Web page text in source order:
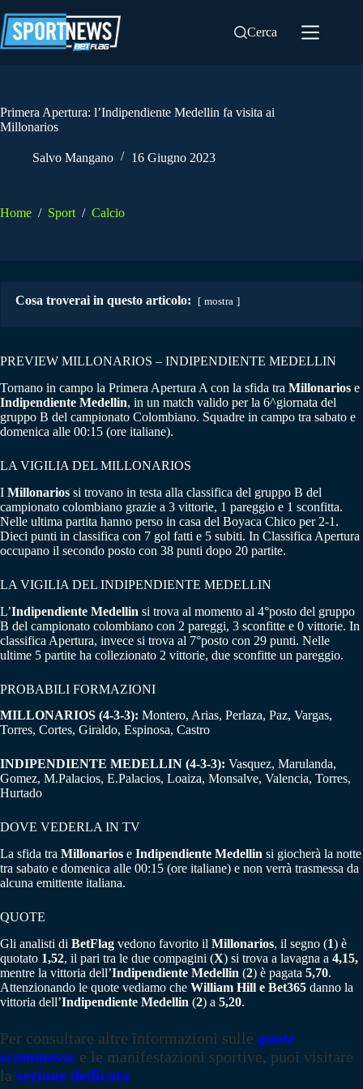
al
contenuto
Cerca
Primera Apertura: l’Indipendiente Medellin fa visita ai
Millonarios
Salvo Mangano 16 Giugno 2023
Home / Sport / Calcio
Cosa troverai in questo articolo: mostra
PREVIEW MILLONARIOS – INDIPENDIENTE MEDELLIN
Tornano in campo la Primera Apertura A con la sfida tra Millonarios e
Indipendiente Medellin, in un match valido per la 6^giornata del
gruppo B del campionato Colombiano. Squadre in campo tra sabato e
domenica alle 00:15 (ore italiane).
LA VIGILIA DEL MILLONARIOS
I Millonarios si trovano in testa alla classifica del gruppo B del
campionato colombiano grazie a 3 vittorie, 1 pareggio e 1 sconfitta.
Nelle ultima partita hanno perso in casa del Boyaca Chico per 2-1.
Dieci punti in classifica con 7 gol fatti e 5 subiti. In Classifica Apertura
occupano il secondo posto con 38 punti dopo 20 partite.
LA VIGILIA DEL INDIPENDIENTE MEDELLIN
L’Indipendiente Medellin si trova al momento al 4°posto del gruppo
B del campionato colombiano con 2 pareggi, 3 sconfitte e 0 vittorie. In
classifica Apertura, invece si trova al 7°posto con 29 punti. Nelle
ultime 5 partite ha collezionato 2 vittorie, due sconfitte un pareggio.
PROBABILI FORMAZIONI
MILLONARIOS (4-3-3): Montero, Arias, Perlaza, Paz, Vargas,
Torres, Cortes, Giraldo, Espinosa, Castro
INDIPENDIENTE MEDELLIN (4-3-3): Vasquez, Marulanda,
Gomez, M.Palacios, E.Palacios, Loaiza, Monsalve, Valencia, Torres,
Hurtado
DOVE VEDERLA IN TV
La sfida tra Millonarios e Indipendiente Medellin si giocherà la notte
tra sabato e domenica alle 00:15 (ore italiane) e non verrà trasmessa da
alcuna emittente italiana.
QUOTE
Gli analisti di BetFlag vedono favorito il Millonarios, il segno (1) è
quotato 1,52, il pari tra le due compagini (X) si trova a lavagna a 4,15,
mentre la vittoria dell’Indipendiente Medellin (2) è pagata 5,70.
Attenzionando le quote vediamo che William Hill e Bet365 danno la
vittoria dell’Indipendiente Medellin (2) a 5,20.
Per consultare altre informazioni sulle quote
scommesse e le manifestazioni sportive, puoi visitare
la sezione dedicata